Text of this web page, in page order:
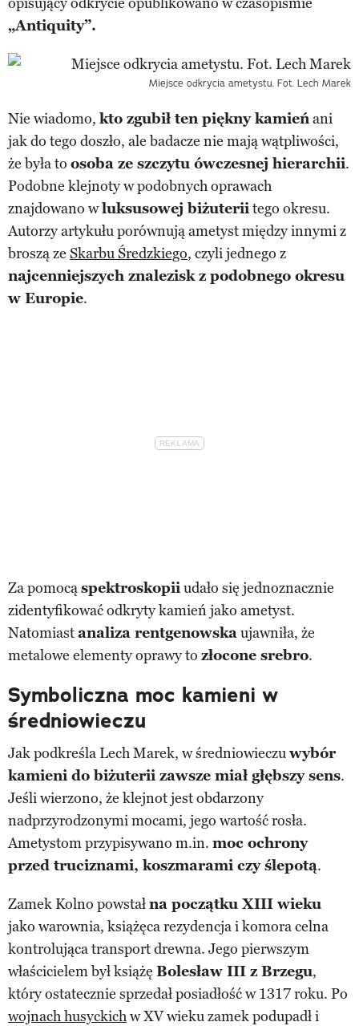
„Antiquity”.
Miejsce odkrycia ametystu. Fot. Lech Marek
Nie wiadomo, kto zgubił ten piękny kamieńani
jak do tego doszło, ale badacze nie mają wątpliwości,
że była to osoba ze szczytu ówczesnej hierarchii.
Podobne klejnoty w podobnych oprawach
znajdowano wluksusowej biżuteriitego okresu.
Autorzy artykułu porównują ametyst między innymi z
broszą ze Skarbu Średzkiego, czyli jednego z
najcenniejszych znalezisk z podobnego okresu
w Europie.
Za pomocąspektroskopiiudało się jednoznacznie
zidentyfikować odkryty kamień jako ametyst.
Natomiastanaliza rentgenowskaujawniła, że
metalowe elementy oprawy to złocone srebro.
Symboliczna moc kamieni w
średniowieczu
Jak podkreśla Lech Marek, w średniowieczuwybór
kamieni do biżuterii zawsze miał głębszy sens.
Jeśli wierzono, że klejnot jest obdarzony
nadprzyrodzonymi mocami, jego wartość rosła.
Ametystom przypisywano m.in. moc ochrony
przed truciznami, koszmarami czy ślepotą.
Zamek Kolno powstałna początku XIII wieku
jako warownia, książęca rezydencja i komora celna
kontrolująca transport drewna. Jego pierwszym
właścicielem był książę Bolesław III z Brzegu,
który ostatecznie sprzedał posiadłość w 1317 roku. Po
wojnach husyckichw XV wieku zamek podupadł i